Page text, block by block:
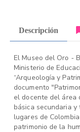
Descripción
El Museo del Oro -
Ministerio de
“Arqueología y
documento
el docente del área
básica secundaria
lugares de
patrimonio de la